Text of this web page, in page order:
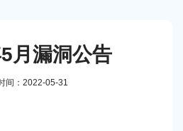
月漏洞公告
间：2022-05-31